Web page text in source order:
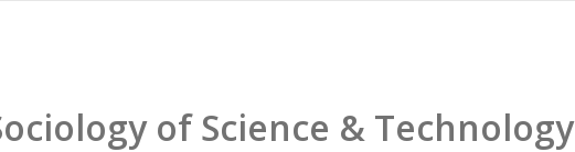
of Science & Technology